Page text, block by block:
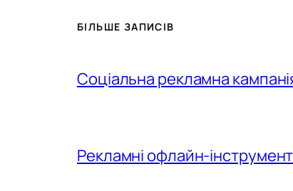
БІЛЬШЕ ЗАПИСІВ
Соціальна рекламна
Рекламні офлайн-